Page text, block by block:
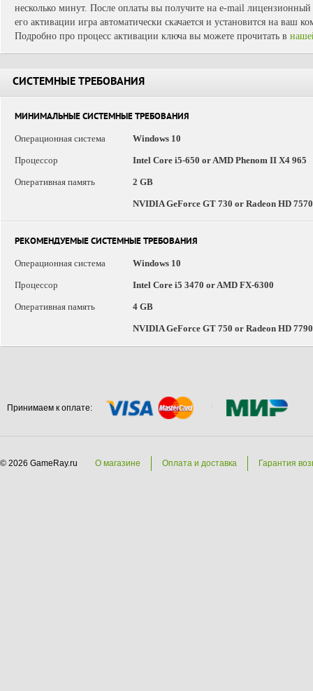
несколько минут. После оплаты вы получите на e-mail
его активации игра автоматически скачается и установится на ваш
Подробно про процесс активации ключа вы можете прочитать в
СИСТЕМНЫЕ ТРЕБОВАНИЯ
МИНИМАЛЬНЫЕ СИСТЕМНЫЕ ТРЕБОВАНИЯ
Операционная система
Windows 10
Процессор Intel Core i5-650 or AMD Phenom II X4 965
Оперативная память 2 GB
NVIDIA GeForce GT 730 or Radeon HD 7570
РЕКОМЕНДУЕМЫЕ СИСТЕМНЫЕ ТРЕБОВАНИЯ
Операционная система
Windows 10
Процессор Intel Core i5 3470 or AMD FX-6300
Оперативная память 4 GB
NVIDIA GeForce GT 750 or Radeon HD 7790
Принимаем к оплате:
© 2026 GameRay.ru О магазине Оплата и доставка Гарантия